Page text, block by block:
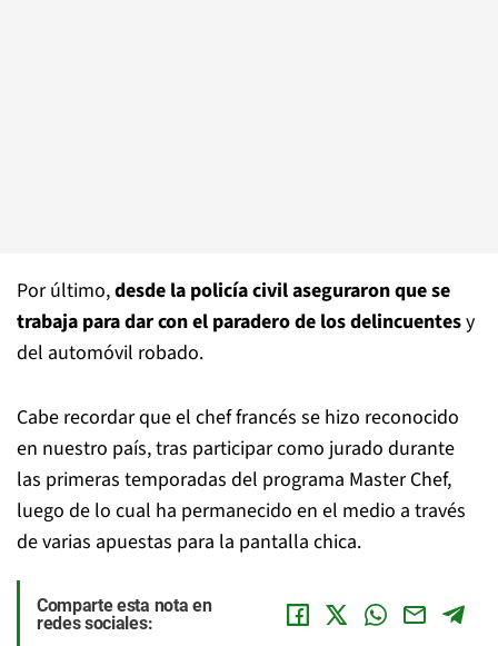
Por último,desde la policía civil aseguraron que se
trabaja para dar con el paradero de los delincuentesy
del automóvil robado.
Cabe recordar que el chef francés se hizo reconocido
en nuestro país, tras participar como jurado durante
las primeras temporadas del programa Master Chef,
luego de lo cual ha permanecido en el medio a través
de varias apuestas para la pantalla chica.
Comparte esta nota en
redes sociales: